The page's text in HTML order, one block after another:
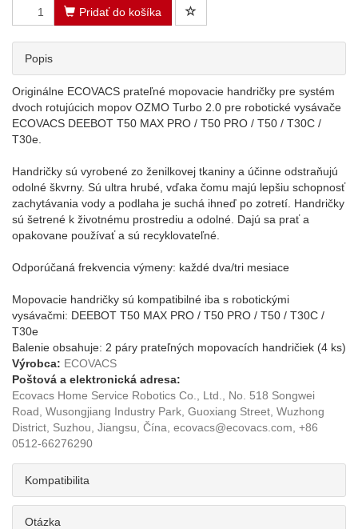
Pridať do košíka
Popis
Originálne ECOVACS prateľné mopovacie handričky pre systém
dvoch rotujúcich mopov OZMO Turbo 2.0 pre robotické vysávače
ECOVACS DEEBOT T50 MAX PRO / T50 PRO / T50 / T30C /
T30e.
Handričky sú vyrobené zo ženilkovej tkaniny a účinne odstraňujú
odolné škvrny. Sú ultra hrubé, vďaka čomu majú lepšiu schopnosť
zachytávania vody a podlaha je suchá ihneď po zotretí. Handričky
sú šetrené k životnému prostrediu a odolné. Dajú sa prať a
opakovane používať a sú recyklovateľné.
Odporúčaná frekvencia výmeny: každé dva/tri mesiace
Mopovacie handričky sú kompatibilné iba s robotickými
vysávačmi: DEEBOT T50 MAX PRO / T50 PRO / T50 / T30C /
T30e
Balenie obsahuje: 2 páry prateľných mopovacích handričiek (4 ks)
Výrobca: ECOVACS
Poštová a elektronická adresa:
Ecovacs Home Service Robotics Co., Ltd., No. 518 Songwei
Road, Wusongjiang Industry Park, Guoxiang Street, Wuzhong
District, Suzhou, Jiangsu, Čína, ecovacs@ecovacs.com, +86
0512-66276290
Kompatibilita
Otázka